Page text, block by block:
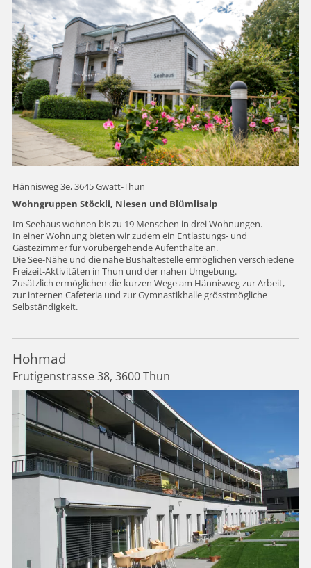
Hännisweg 3e, 3645 Gwatt-Thun
Wohngruppen Stöckli, Niesen und Blümlisalp
Im Seehaus wohnen bis zu 19 Menschen in drei Wohnungen.
In einer Wohnung bieten wir zudem ein Entlastungs- und
Gästezimmer für vorübergehende Aufenthalte an.
Die See-Nähe und die nahe Bushaltestelle ermöglichen verschiedene
Freizeit-Aktivitäten in Thun und der nahen Umgebung.
Zusätzlich ermöglichen die kurzen Wege am Hännisweg zur Arbeit,
zur internen Cafeteria und zur Gymnastikhalle grösstmögliche
Selbständigkeit.
Hohmad
Frutigenstrasse 38, 3600 Thun